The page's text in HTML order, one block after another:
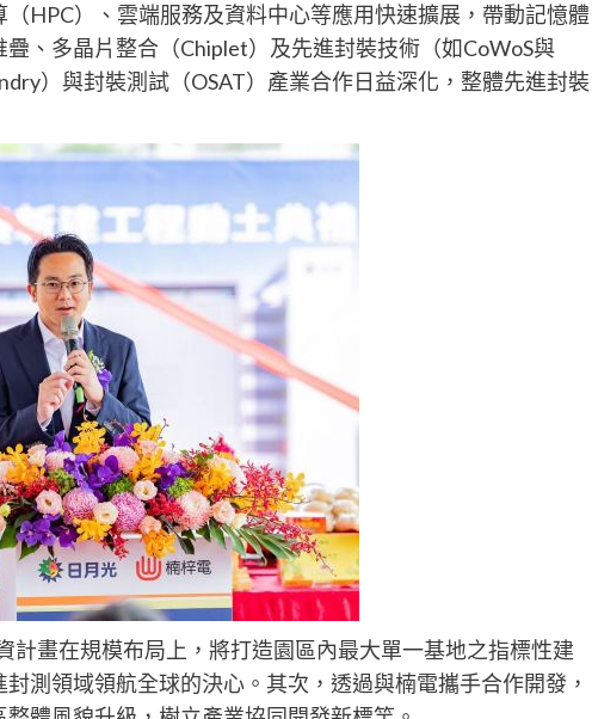
HPC）、雲端服務及資料中心等應用快速擴展，帶動記憶體
、多晶片整合（Chiplet）及先進封裝技術（如CoWoS與
）與封裝測試（OSAT）產業合作日益深化，整體先進封裝
計畫在規模布局上，將打造園區內最大單一基地之指標性建
測領域領航全球的決心。其次，透過與楠電攜手合作開發，